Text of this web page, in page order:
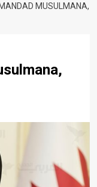
MUSULMANA,